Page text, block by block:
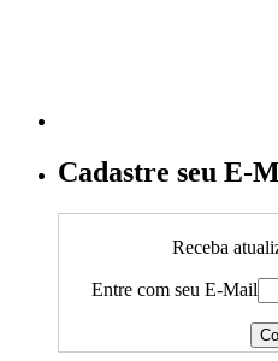
Cadastre seu E-
Receba
Entre com seu E-Mail